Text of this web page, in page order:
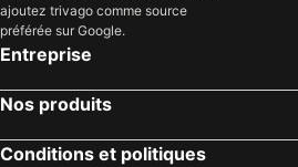
ajoutez trivago comme source
préférée sur Google.
Entreprise
Nos produits
Conditions et politiques